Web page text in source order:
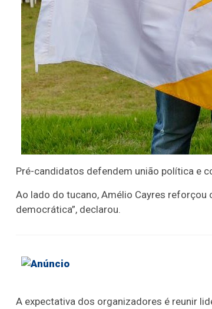
Pré-candidatos defendem união política e
Ao lado do tucano, Amélio Cayres reforçou
democrática”, declarou.
A expectativa dos organizadores é reunir